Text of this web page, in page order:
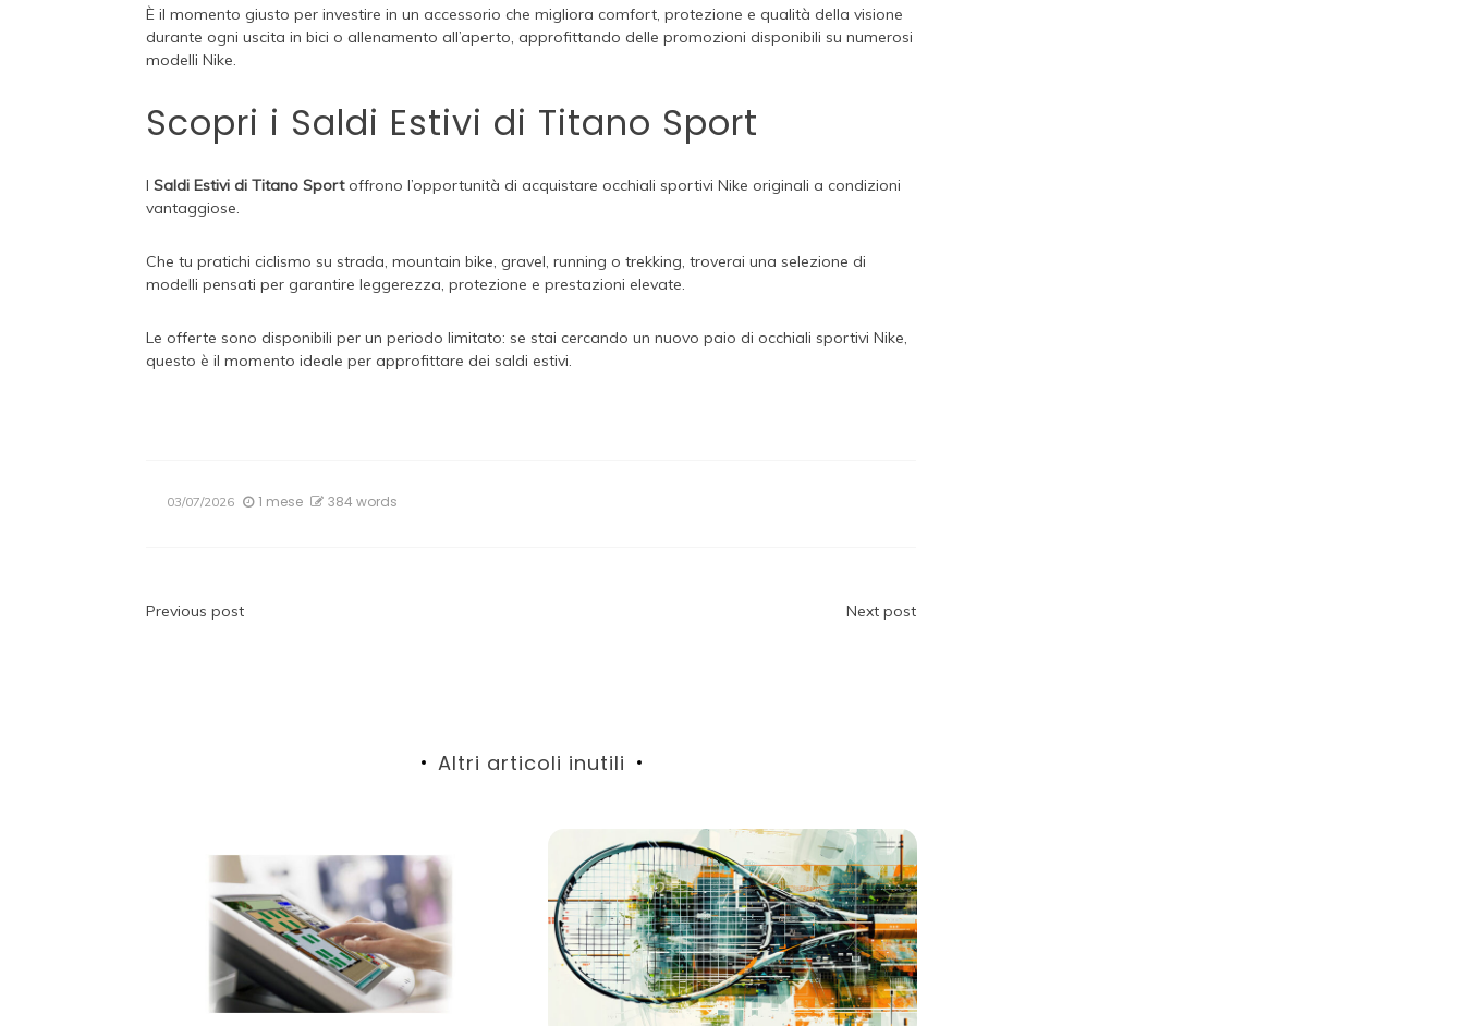
È il momento giusto per investire in un accessorio che migliora comfort, protezione e qualità della visione
durante ogni uscita in bici o allenamento all’aperto, approfittando delle promozioni disponibili su numerosi
modelli Nike.
Scopri i Saldi Estivi di Titano Sport
I Saldi Estivi di Titano Sportoffrono l’opportunità di acquistare occhiali sportivi Nike originali a condizioni
vantaggiose.
Che tu pratichi ciclismo su strada, mountain bike, gravel, running o trekking, troverai una selezione di
modelli pensati per garantire leggerezza, protezione e prestazioni elevate.
Le offerte sono disponibili per un periodo limitato: se stai cercando un nuovo paio di occhiali sportivi Nike,
questo è il momento ideale per approfittare dei saldi estivi.
03/07/2026 1 mese 384 words
Navigazione
Previous post Next post
Altri articoli inutili